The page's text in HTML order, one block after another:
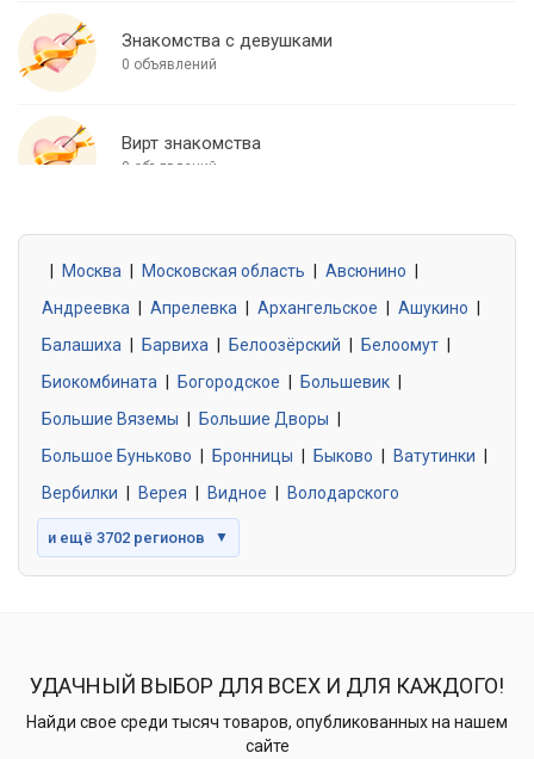
Знакомства с девушками
0 объявлений
Вирт знакомства
0 объявлений
0 объявлений
Знакомства без обязательств
0 объявлений
Москва Московская область Авсюнино
Андреевка
Апрелевка Архангельское Ашукино
Балашиха
Барвиха Белоозёрский Белоомут
Биокомбината
Богородское Большевик
Большие Вяземы
Большие Дворы
Большое Буньково
Бронницы Быково Ватутинки
Вербилки
Верея Видное Володарского
и ещё 3702 регионов ▼
УДАЧНЫЙ ВЫБОР ДЛЯ ВСЕХ И ДЛЯ КАЖДОГО!
Найди свое среди тысяч товаров, опубликованных на нашем
сайте